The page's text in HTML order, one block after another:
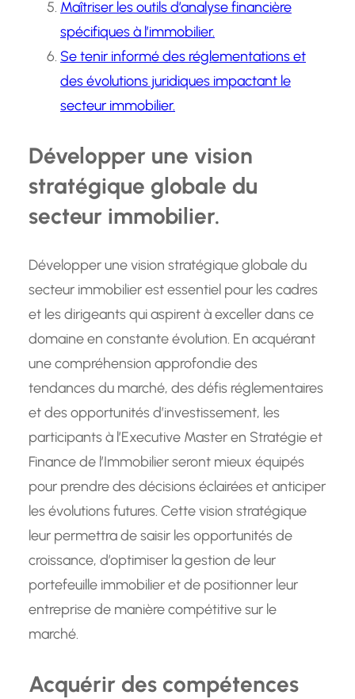
Maîtriser les outils d’analyse financière
spécifiques à l’immobilier.
Se tenir informé des réglementations et
des évolutions juridiques impactant le
secteur immobilier.
Développer une vision
stratégique globale du
secteur immobilier.
Développer une vision stratégique globale du
secteur immobilier est essentiel pour les cadres
et les dirigeants qui aspirent à exceller dans ce
domaine en constante évolution. En acquérant
une compréhension approfondie des
tendances du marché, des défis réglementaires
et des opportunités d’investissement, les
participants à l’Executive Master en Stratégie et
Finance de l’Immobilier seront mieux équipés
pour prendre des décisions éclairées et anticiper
les évolutions futures. Cette vision stratégique
leur permettra de saisir les opportunités de
croissance, d’optimiser la gestion de leur
portefeuille immobilier et de positionner leur
entreprise de manière compétitive sur le
marché.
Acquérir des compétences